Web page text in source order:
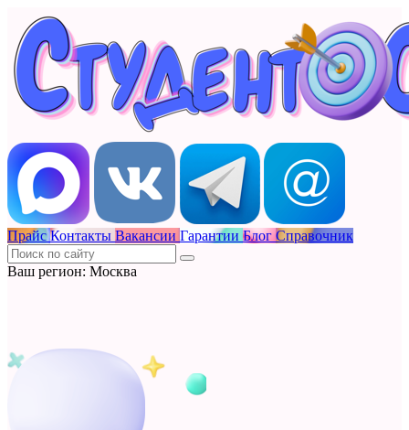
Прайс Контакты Вакансии Гарантии Блог Справочник
Ваш регион: Москва